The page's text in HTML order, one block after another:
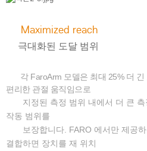
Maximized reach
극대화된 도달 범위
각 FaroArm 모델은 최대 25% 더 긴
편리한 관절 움직임으로
지정된 측정 범위 내에서 더 큰 측
작동 범위를
보장합니다. FARO 에서만 제공하
결합하면 장치를 재 위치